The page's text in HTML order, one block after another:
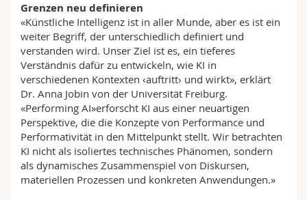
Grenzen neu definieren
«Künstliche Intelligenz ist in aller Munde, aber es ist ein
weiter Begriff, der unterschiedlich definiert und
verstanden wird. Unser Ziel ist es, ein tieferes
Verständnis dafür zu entwickeln, wie KI in
verschiedenen Kontexten ‹auftritt› und wirkt», erklärt
Dr. Anna Jobin von der Universität Freiburg.
«Performing AI»erforscht KI aus einer neuartigen
Perspektive, die die Konzepte von Performance und
Performativität in den Mittelpunkt stellt. Wir betrachten
KI nicht als isoliertes technisches Phänomen, sondern
als dynamisches Zusammenspiel von Diskursen,
materiellen Prozessen und konkreten Anwendungen.»